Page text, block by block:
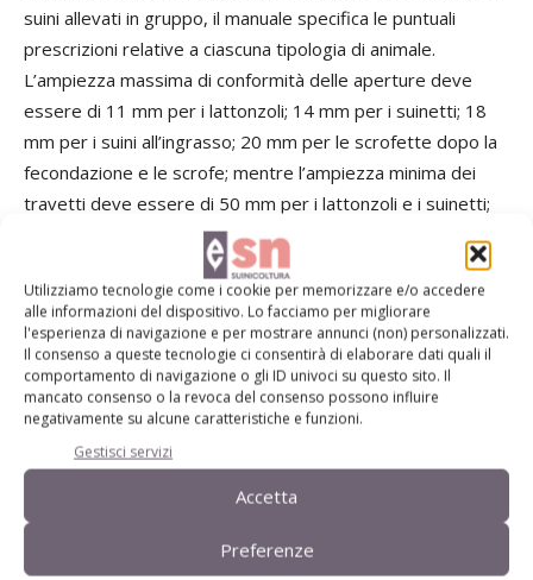
Utilizziamo tecnologie come i cookie per memorizzare e/o accedere
alle informazioni del dispositivo. Lo facciamo per migliorare
l'esperienza di navigazione e per mostrare annunci (non) personalizzati.
Il consenso a queste tecnologie ci consentirà di elaborare dati quali il
comportamento di navigazione o gli ID univoci su questo sito. Il
mancato consenso o la revoca del consenso possono influire
negativamente su alcune caratteristiche e funzioni.
Gestisci servizi
Accetta
Preferenze
suini allevati in gruppo, il manuale specifica le puntuali
prescrizioni relative a ciascuna tipologia di animale.
L’ampiezza massima di conformità delle aperture deve
essere di 11 mm per i lattonzoli; 14 mm per i suinetti; 18
mm per i suini all’ingrasso; 20 mm per le scrofette dopo la
fecondazione e le scrofe; mentre l’ampiezza minima dei
travetti deve essere di 50 mm per i lattonzoli e i suinetti;
80 mm per i suini all’ingrasso, le scrofette dopo la
fecondazione e le scrofe.
Per quanto riguarda le scrofette dopo la fecondazione e le
scrofe gravide una parte della superficie, pari ad almeno
0,95 mq per scrofetta e ad almeno 1,3 mq per scrofa,
deve essere costituita da pavimento pieno continuo e
riservato per non oltre il 15% alle aperture di scarico.
benessere suini